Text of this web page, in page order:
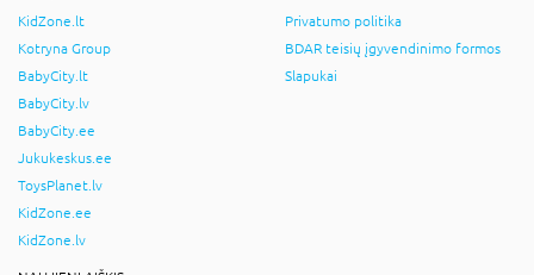
KidZone.lt
Kotryna Group
BabyCity.lt
BabyCity.lv
BabyCity.ee
Jukukeskus.ee
ToysPlanet.lv
KidZone.ee
KidZone.lv
Privatumo politika
BDAR teisių įgyvendinimo formos
Slapukai